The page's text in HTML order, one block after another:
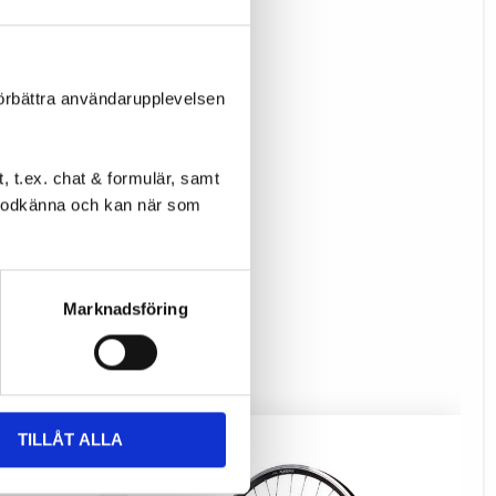
användarupplevelsen
t.ex. chat & formulär, samt
och kan när som
Marknadsföring
TILLÅT ALLA